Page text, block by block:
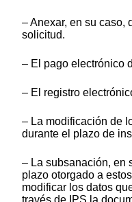
– Anexar, en su caso,
solicitud.
– El pago electrónico
– El registro
– La modificación de
durante el plazo de
– La subsanación, en
plazo otorgado a
modificar los datos
través de IPS la